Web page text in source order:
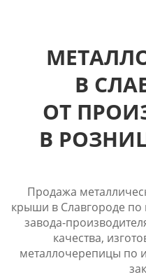
В
ОТ
В
Продажа
крыши в Славгороде
завода-
качества,
металлочерепицы по